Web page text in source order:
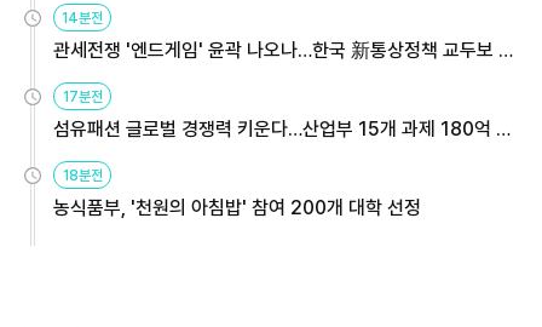
14분전
관세전쟁 '엔드게임' 윤곽 나오나…한국 新통상정책 교두보 활
용해야
17분전
섬유패션 글로벌 경쟁력 키운다…산업부 15개 과제 180억 지
원
18분전
농식품부, '천원의 아침밥' 참여 200개 대학 선정